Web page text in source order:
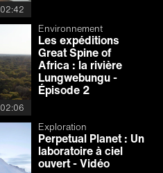
02:42
02:06
Environnement
Les expéditions
Great Spine of
Africa : la rivière
Lungwebungu -
Épisode 2
Exploration
Perpetual Planet : Un
laboratoire à ciel
ouvert - Vidéo